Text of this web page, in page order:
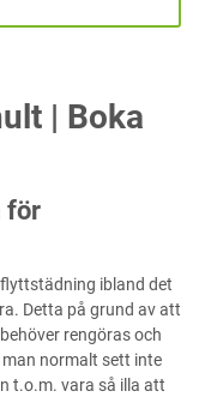
| Boka
för
ibland det
Detta på grund av att
rengöras och
normalt sett inte
t.o.m. vara så illa att